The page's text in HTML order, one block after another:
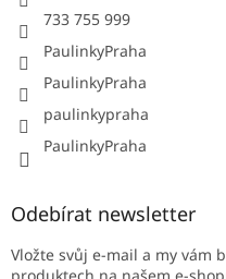
733 755 999
PaulinkyPraha
PaulinkyPraha
paulinkypraha
PaulinkyPraha
Odebírat newsletter
Vložte svůj e-mail a my vám